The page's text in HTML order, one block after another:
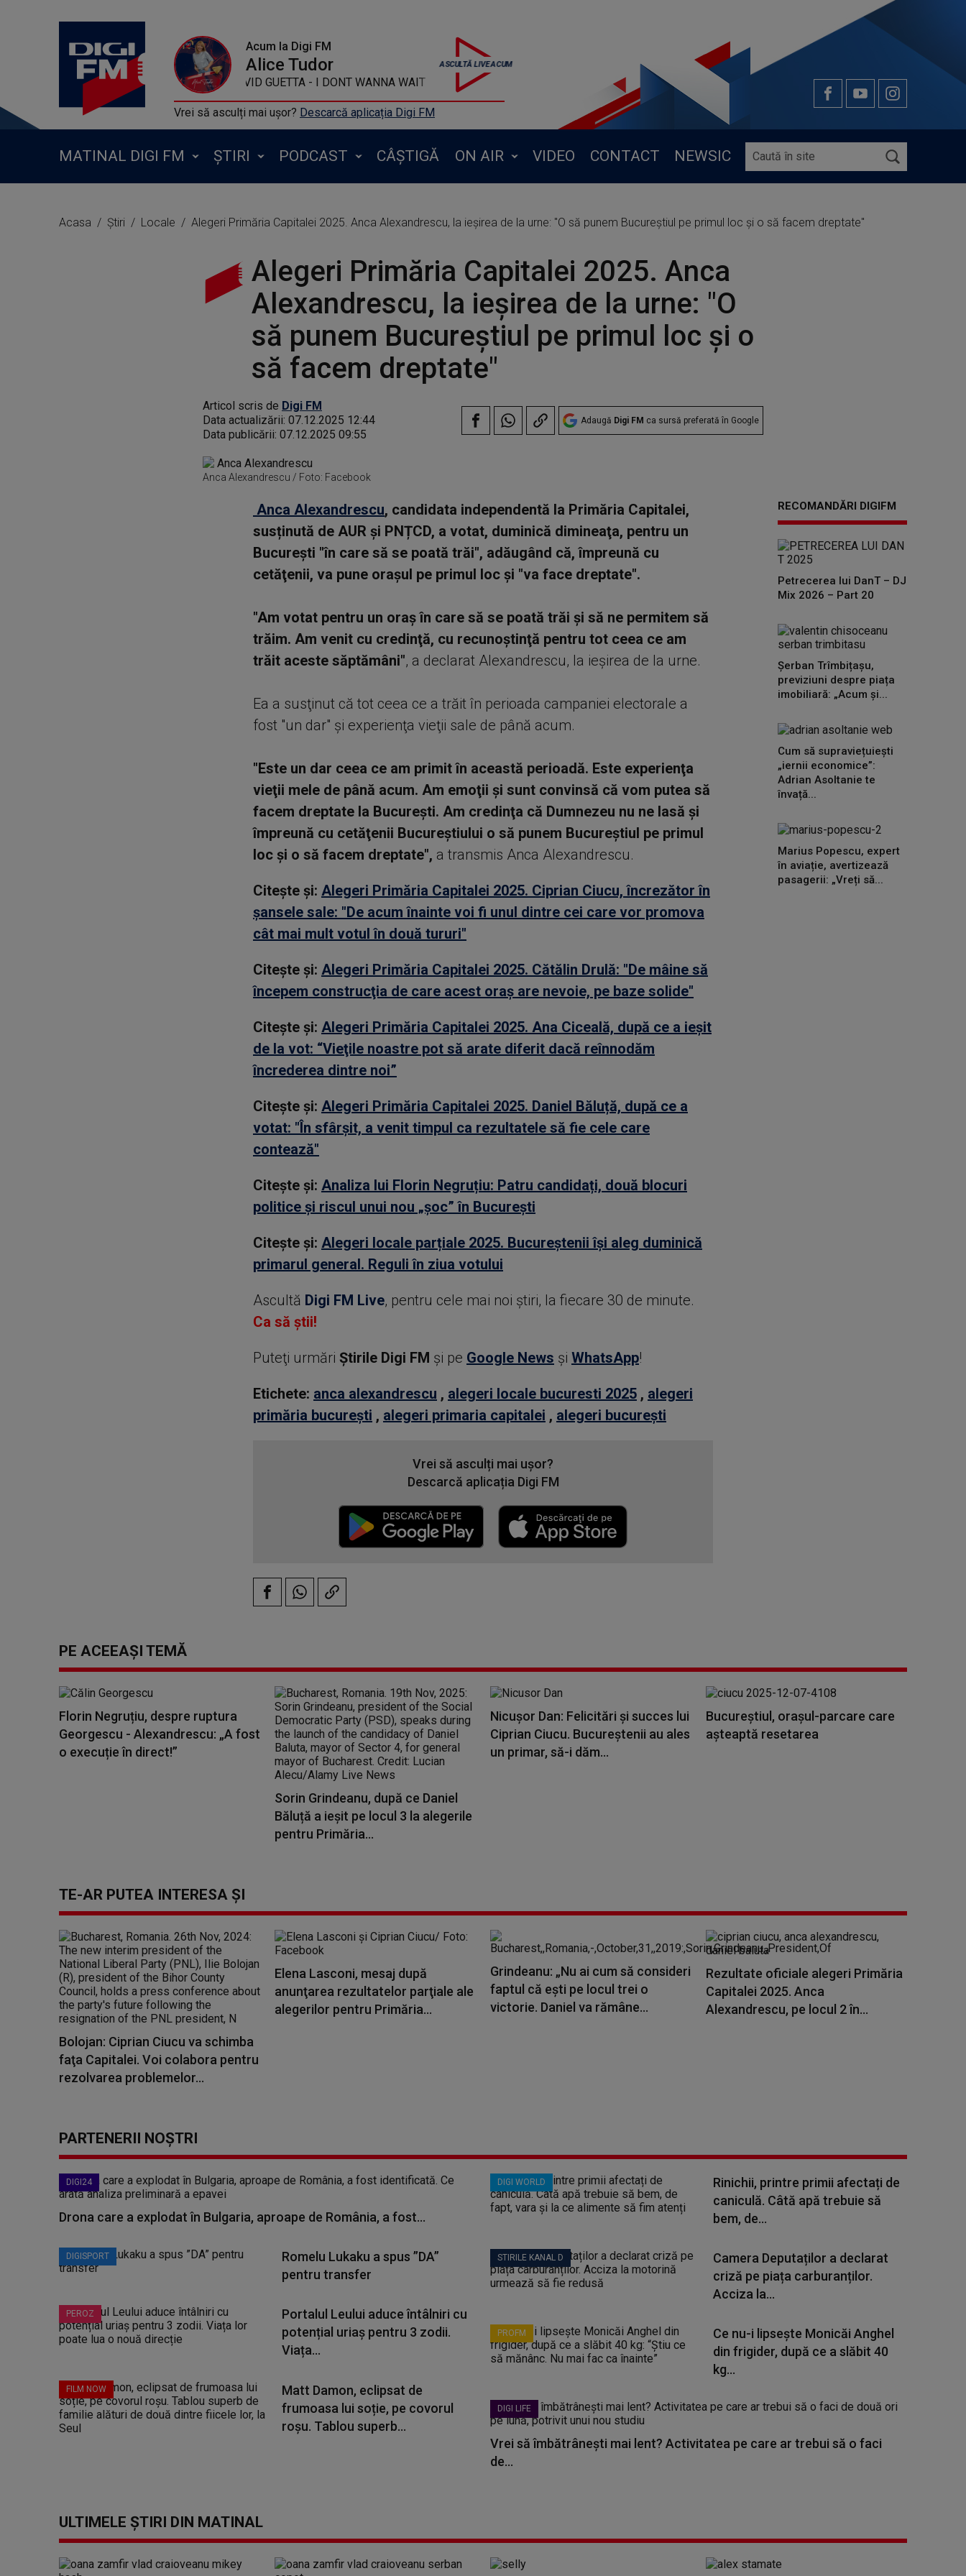
Acum la Digi FM
Alice Tudor
DAVID GUETTA - I DONT WANNA WAIT
Vrei să asculți mai ușor? Descarcă aplicația Digi FM
MATINAL DIGI FM ȘTIRI PODCAST CÂȘTIGĂ ON AIR VIDEO CONTACT NEWSIC
Acasa Știri Locale Alegeri Primăria Capitalei 2025. Anca Alexandrescu, la ieșirea de la urne: "O să punem Bucureştiul pe primul loc şi o să facem dreptate"
Alegeri Primăria Capitalei 2025. Anca
Alexandrescu, la ieșirea de la urne: "O
să punem Bucureştiul pe primul loc şi o
să facem dreptate"
Articol scris de Digi FM
Data actualizării: 07.12.2025 12:44
Data publicării: 07.12.2025 09:55
Adaugă Digi FM ca sursă preferată în Google
Anca Alexandrescu / Foto: Facebook
Anca Alexandrescu, candidata independentă la Primăria Capitalei,
susținută de AUR și PNȚCD, a votat, duminică dimineaţa, pentru un
Bucureşti "în care să se poată trăi", adăugând că, împreună cu
cetăţenii, va pune oraşul pe primul loc şi "va face dreptate".
"Am votat pentru un oraş în care să se poată trăi şi să ne permitem să
trăim. Am venit cu credinţă, cu recunoştinţă pentru tot ceea ce am
trăit aceste săptămâni", a declarat Alexandrescu, la ieşirea de la urne.
Ea a susţinut că tot ceea ce a trăit în perioada campaniei electorale a
fost "un dar" şi experienţa vieţii sale de până acum.
"Este un dar ceea ce am primit în această perioadă. Este experienţa
vieţii mele de până acum. Am emoţii şi sunt convinsă că vom putea să
facem dreptate la Bucureşti. Am credinţa că Dumnezeu nu ne lasă şi
împreună cu cetăţenii Bucureştiului o să punem Bucureştiul pe primul
loc şi o să facem dreptate", a transmis Anca Alexandrescu.
Citește și: Alegeri Primăria Capitalei 2025. Ciprian Ciucu, încrezător în
șansele sale: "De acum înainte voi fi unul dintre cei care vor promova
cât mai mult votul în două tururi"
Citește și: Alegeri Primăria Capitalei 2025. Cătălin Drulă: "De mâine să
începem construcţia de care acest oraş are nevoie, pe baze solide"
Citește și: Alegeri Primăria Capitalei 2025. Ana Ciceală, după ce a ieșit
de la vot: “Vieţile noastre pot să arate diferit dacă reînnodăm
încrederea dintre noi”
Citește și: Alegeri Primăria Capitalei 2025. Daniel Băluță, după ce a
votat: "În sfârşit, a venit timpul ca rezultatele să fie cele care
contează"
Citește și: Analiza lui Florin Negruțiu: Patru candidați, două blocuri
politice și riscul unui nou „șoc” în București
Citește și: Alegeri locale parțiale 2025. Bucureştenii îşi aleg duminică
primarul general. Reguli în ziua votului
Ascultă Digi FM Live, pentru cele mai noi știri, la fiecare 30 de minute.
Ca să știi!
Puteţi urmări Știrile Digi FM şi pe Google News şi WhatsApp!
Etichete: anca alexandrescu , alegeri locale bucuresti 2025, alegeri
primăria bucurești , alegeri primaria capitalei , alegeri bucurești
Vrei să asculți mai ușor?
Descarcă aplicația Digi FM
RECOMANDĂRI DIGIFM
Petrecerea lui DanT – DJ
Mix 2026 – Part 20
Șerban Trîmbițașu,
previziuni despre piața
imobiliară: „Acum și...
Cum să supraviețuiești
„iernii economice”:
Adrian Asoltanie te
învață...
Marius Popescu, expert
în aviație, avertizează
pasagerii: „Vreți să...
PE ACEEAȘI TEMĂ
Florin Negruțiu, despre ruptura
Georgescu - Alexandrescu: „A fost
o execuție în direct!”
Sorin Grindeanu, după ce Daniel
Băluță a ieșit pe locul 3 la alegerile
pentru Primăria...
Nicuşor Dan: Felicitări şi succes lui
Ciprian Ciucu. Bucureştenii au ales
un primar, să-i dăm...
Bucureștiul, orașul-parcare care
așteaptă resetarea
TE-AR PUTEA INTERESA ȘI
Bolojan: Ciprian Ciucu va schimba
faţa Capitalei. Voi colabora pentru
rezolvarea problemelor...
Elena Lasconi, mesaj după
anunţarea rezultatelor parţiale ale
alegerilor pentru Primăria...
Grindeanu: „Nu ai cum să consideri
faptul că eşti pe locul trei o
victorie. Daniel va rămâne...
Rezultate oficiale alegeri Primăria
Capitalei 2025. Anca
Alexandrescu, pe locul 2 în...
PARTENERII NOȘTRI
DIGI24
Drona care a explodat în Bulgaria, aproape de România, a fost...
DIGISPORT
Romelu Lukaku a spus ”DA”
pentru transfer
PEROZ
Portalul Leului aduce întâlniri cu
potențial uriaș pentru 3 zodii.
Viața...
FILM NOW
Matt Damon, eclipsat de
frumoasa lui soție, pe covorul
roșu. Tablou superb...
DIGI WORLD
Rinichii, printre primii afectați de
caniculă. Câtă apă trebuie să
bem, de...
STIRILE KANAL D
Camera Deputaților a declarat
criză pe piața carburanților.
Acciza la...
PROFM
Ce nu-i lipsește Monicăi Anghel
din frigider, după ce a slăbit 40
kg...
DIGI LIFE
Vrei să îmbătrânești mai lent? Activitatea pe care ar trebui să o faci
de...
ULTIMELE ȘTIRI DIN MATINAL